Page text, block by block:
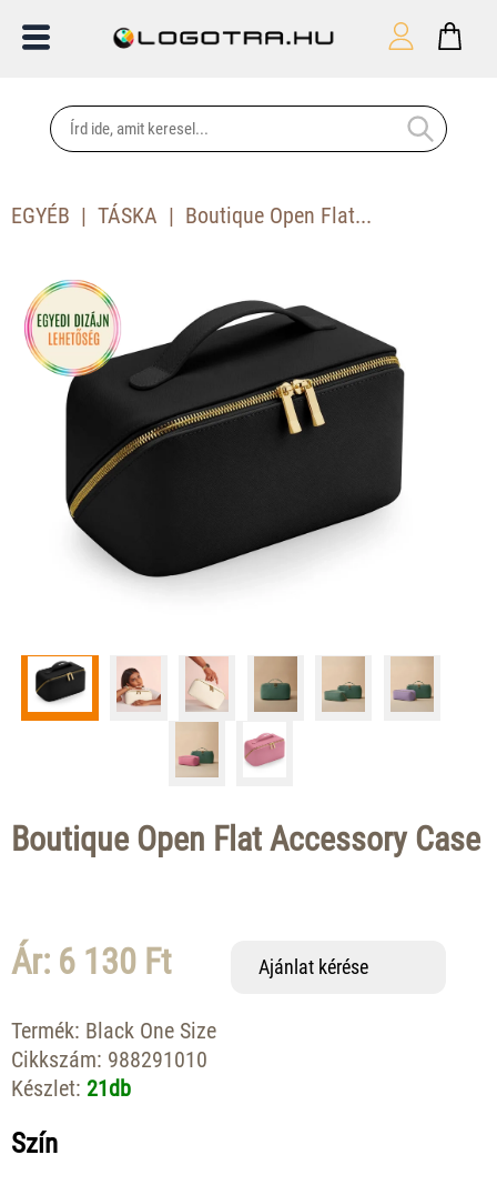
EGYÉB TÁSKA Boutique Open Flat...
Boutique Open Flat Accessory Case
Ár: 6 130 Ft Ajánlat kérése
Termék: Black One Size
Cikkszám: 988291010
Készlet: 21db
Szín